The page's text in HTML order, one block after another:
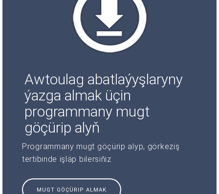
Awtoulag abatlaýyşlaryny
ýazga almak üçin
programmany mugt
göçürip alyň
Programmany mugt göçürip alyp, görkeziş
tertibinde işläp bilersiňiz
MUGT GÖÇÜRIP ALMAK